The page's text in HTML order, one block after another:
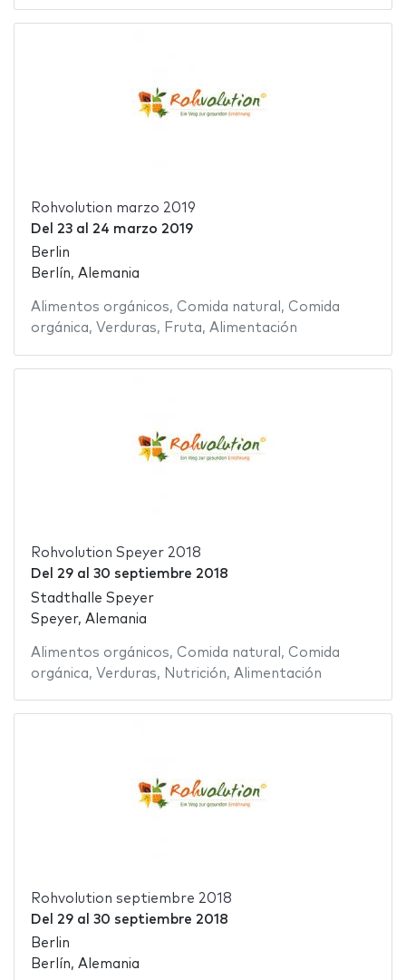
Rohvolution marzo 2019
Del 23al 24 marzo 2019
Berlin
Berlín, Alemania
Alimentos orgánicos, Comida natural , Comida
orgánica, Verduras, Fruta, Alimentación
Rohvolution Speyer 2018
Del 29al 30 septiembre 2018
Stadthalle Speyer
Speyer, Alemania
Alimentos orgánicos, Comida natural , Comida
orgánica, Verduras, Nutrición, Alimentación
Rohvolution septiembre 2018
Del 29al 30 septiembre 2018
Berlin
Berlín, Alemania